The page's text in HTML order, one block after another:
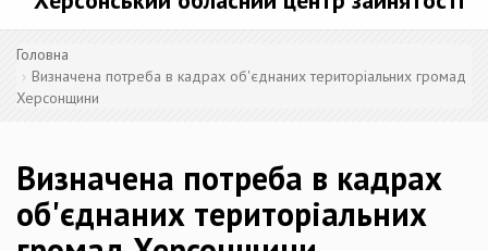
Головна
Визначена потреба в кадрах об'єднаних територіальних громад
Херсонщини
Визначена потреба в кадрах
об'єднаних територіальних